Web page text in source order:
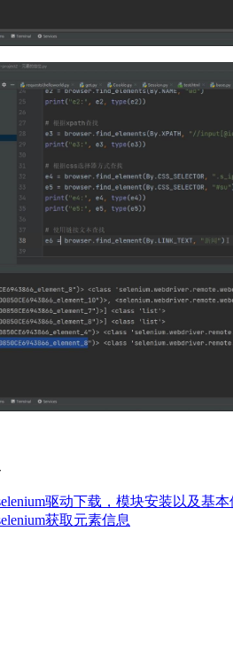
驱动下载，模块安装以及基本
获取元素信息